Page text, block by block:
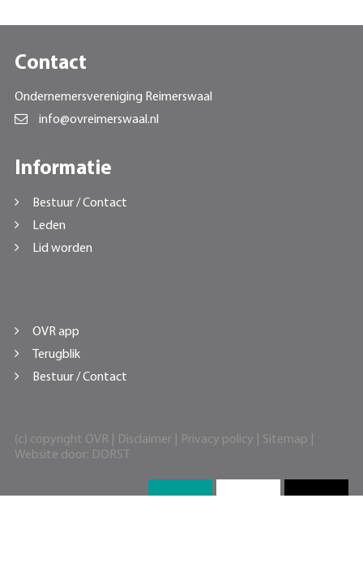
Contact
Ondernemersvereniging Reimerswaal
info@ovreimerswaal.nl
Informatie
Bestuur / Contact
Leden
Lid worden
OVR app
Terugblik
Bestuur / Contact
(c) copyright OVR | Disclaimer| Privacy policy Sitemap
Website door: DORST